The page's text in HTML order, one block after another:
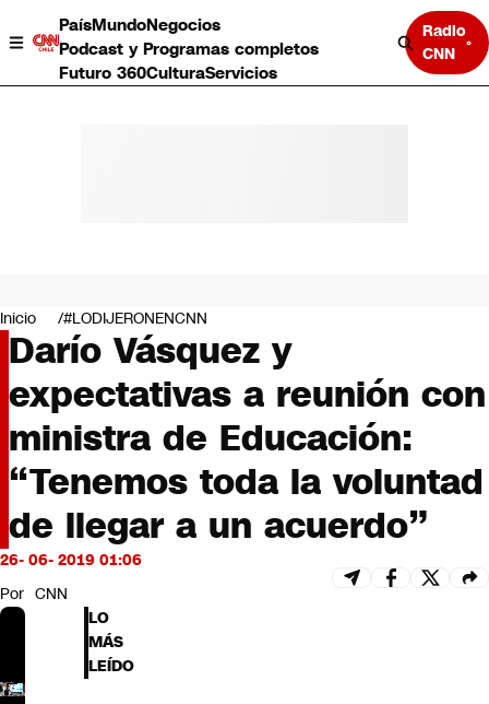
PaísMundoNegocios
Podcast y Programas completos
Futuro 360CulturaServicios
Radio
CNN
Negocios
Deportes
Programas completos
Cultura
Servicios
Bits
CNN tiempo
Futuro 360
Opinión
Inicio #LODIJERONENCNN
Darío Vásquez y
expectativas a reunión con
ministra de Educación:
“Tenemos toda la voluntad
de llegar a un acuerdo”
26- 06- 2019 01:06
Por CNN
LO
MÁS
LEÍDO